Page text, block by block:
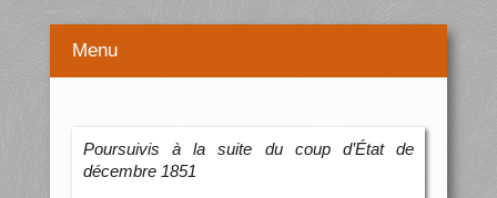
Menu
Poursuivis à la suite du coup d’État de
décembre 1851